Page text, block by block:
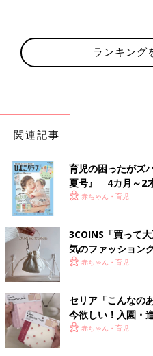
ランキング
関連記事
育児の困ったがズ
夏号』 4カ月～2
いっぱい！
赤ちゃん・育児
3COINS「買って
気のファッション
赤ちゃん・育児
セリア「こんなの
今欲しい！入園・
赤ちゃん・育児